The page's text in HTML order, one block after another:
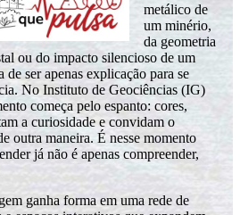
metálico de
um minério,
da geometria
ou do impacto silencioso de um
ser apenas explicação para se
No Instituto de Geociências (IG)
começa pelo espanto: cores,
a curiosidade e convidam o
outra maneira. É nesse momento
já não é apenas compreender,
ganha forma em uma rede de